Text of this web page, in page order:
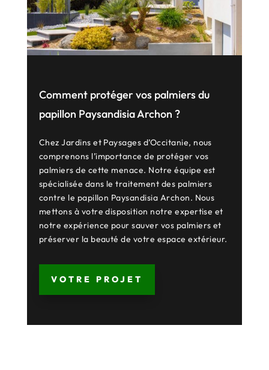
Comment protéger vos palmiers du
papillon Paysandisia Archon ?
Chez Jardins et Paysages d’Occitanie, nous
comprenons l’importance de protéger vos
palmiers de cette menace. Notre équipe est
spécialisée dans le traitement des palmiers
contre le papillon Paysandisia Archon. Nous
mettons à votre disposition notre expertise et
notre expérience pour sauver vos palmiers et
préserver la beauté de votre espace extérieur.
VOTRE PROJET